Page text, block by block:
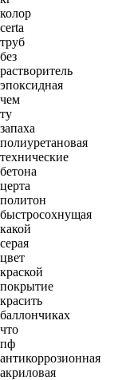
колор
certa
труб
без
растворитель
эпоксидная
чем
ту
запаха
полиуретановая
технические
бетона
церта
политон
быстросохнущая
какой
серая
цвет
краской
покрытие
красить
баллончиках
что
пф
антикоррозионная
акриловая